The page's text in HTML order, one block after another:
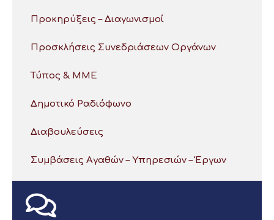
Προκηρύξεις – Διαγωνισμοί
Προσκλήσεις Συνεδριάσεων Οργάνων
Τύπος & ΜΜΕ
Δημοτικό Ραδιόφωνο
Διαβουλεύσεις
Συμβάσεις Αγαθών – Υπηρεσιών – Έργων